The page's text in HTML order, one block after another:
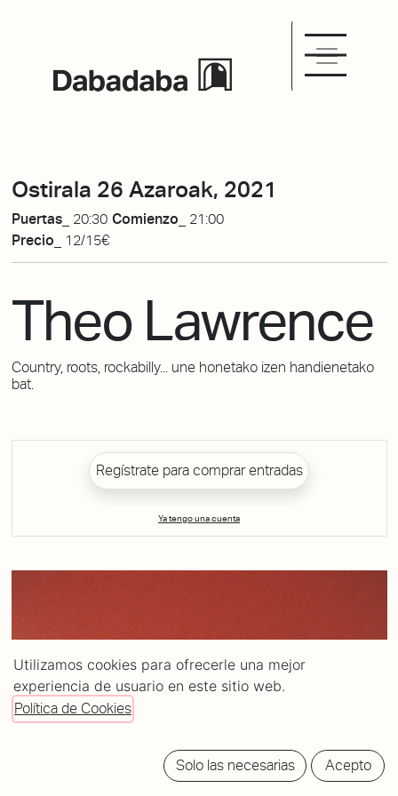
Ostirala 26 Azaroak, 2021
Puertas_ 20:30 Comienzo_ 21:00
Precio_
12/15€
Theo Lawrence
Country, roots, rockabilly... une honetako izen handienetako
bat.
Regístrate para comprar entradas
Ya tengo una cuenta
Utilizamos cookies para ofrecerle una mejor
experiencia de usuario en este sitio web.
Política de Cookies
Solo las necesarias Acepto